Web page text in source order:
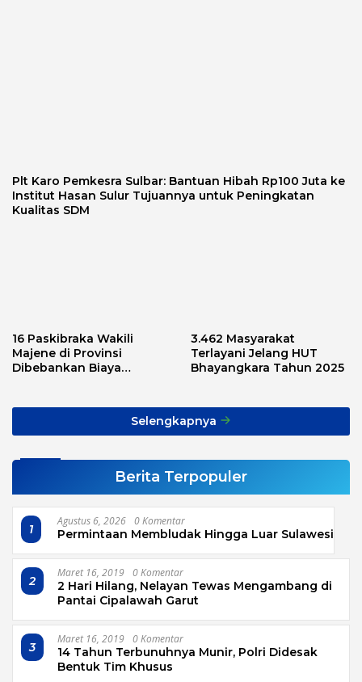
Plt Karo Pemkesra Sulbar: Bantuan Hibah Rp100 Juta ke
Institut Hasan Sulur Tujuannya untuk Peningkatan
Kualitas SDM
16 Paskibraka Wakili
Majene di Provinsi
Dibebankan Biaya
3.462 Masyarakat
Terlayani Jelang HUT
Bhayangkara Tahun 2025
Selengkapnya
Berita Terpopuler
1
Agustus 6, 2026 0 Komentar
Permintaan Membludak Hingga Luar Sulawesi
2
Maret 16, 2019 0 Komentar
2 Hari Hilang, Nelayan Tewas Mengambang di
Pantai Cipalawah Garut
3
Maret 16, 2019 0 Komentar
14 Tahun Terbunuhnya Munir, Polri Didesak
Bentuk Tim Khusus